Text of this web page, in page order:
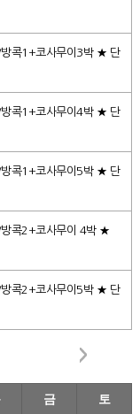
방콕1+코사무이3박 ★ 단
방콕1+코사무이4박 ★ 단
방콕1+코사무이5박 ★ 단
방콕2+코사무이 4박 ★
방콕2+코사무이5박 ★ 단